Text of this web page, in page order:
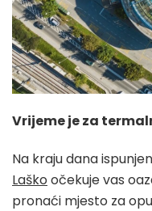
Vrijeme je za
Na kraju dana
Laško očekuje vas
pronaći mjesto za